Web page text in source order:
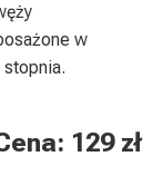
w
129 zł